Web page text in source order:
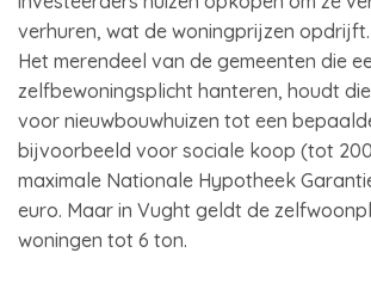
verhuren, wat de woningprijzen opdrijft.
Het merendeel van de gemeenten die
zelfbewoningsplicht hanteren, houdt
voor nieuwbouwhuizen tot een
bijvoorbeeld voor sociale koop (tot
maximale Nationale Hypotheek
euro. Maar in Vught geldt de
woningen tot 6 ton.